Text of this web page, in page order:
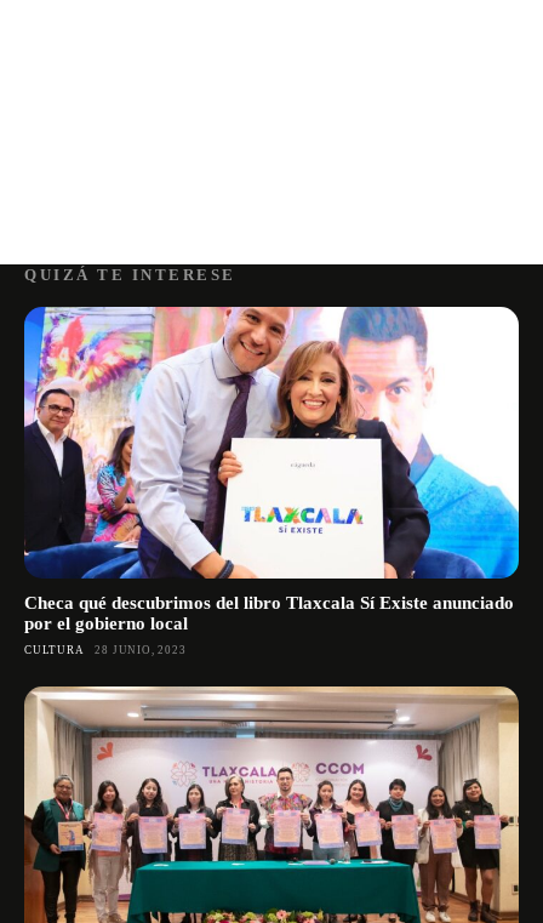
QUIZÁ TE INTERESE
Checa qué descubrimos del libro Tlaxcala Sí Existe anunciado
por el gobierno local
CULTURA 28 JUNIO, 2023